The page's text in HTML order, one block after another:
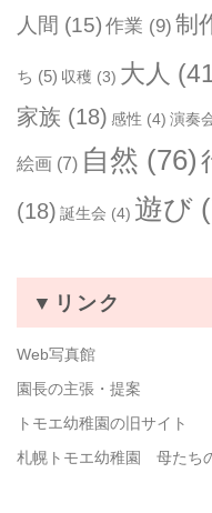
人間 (15) 作業 (9) 制
ち (5) 収穫 (3) 大人
家族 (18) 感性 (4) 演奏
絵画 (7) 自然 (76)
(18) 誕生会 (4) 遊び
▼リンク
Web写真館
園長の主張・提案
トモエ幼稚園の旧サイト
札幌トモエ幼稚園 母たち